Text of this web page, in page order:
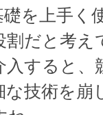
を上手く
割だと考
入すると
技術を